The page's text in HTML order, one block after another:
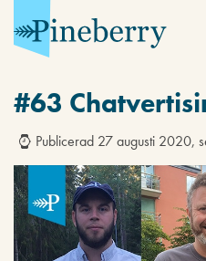
#63
Publicerad 27 augusti 2020,